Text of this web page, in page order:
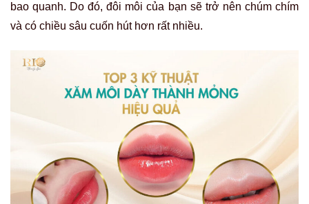
bao quanh. Do đó, đôi môi của bạn sẽ trở nên chúm chím
và có chiều sâu cuốn hút hơn rất nhiều.